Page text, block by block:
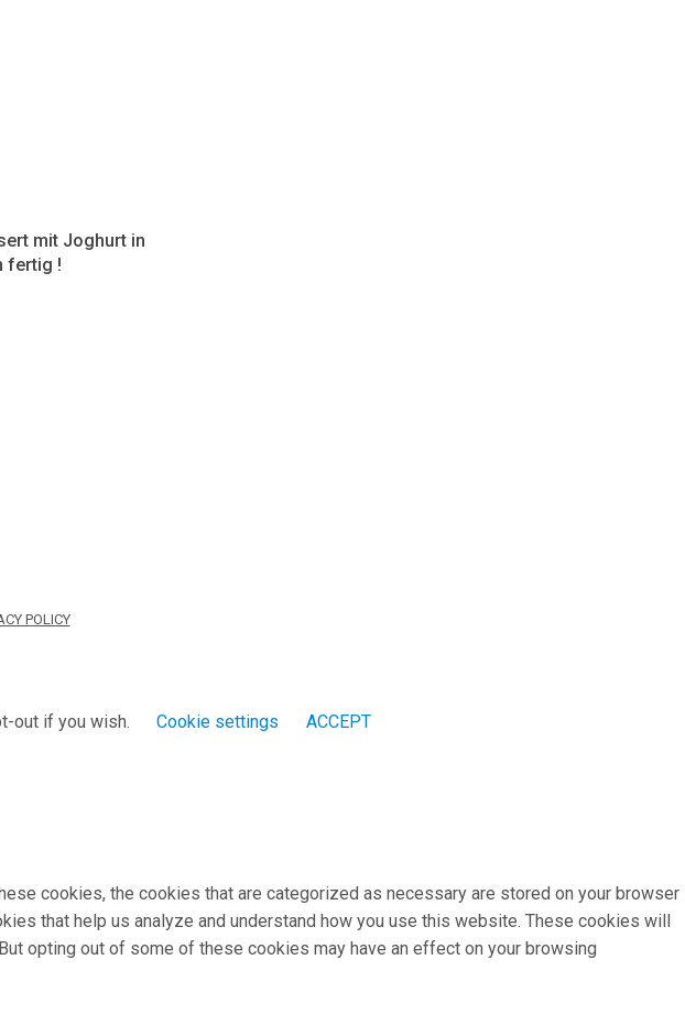
mit Joghurt in
fertig !
POLICY
out if you wish. Cookie settings
ACCEPT
cookies, the cookies that are categorized as necessary are stored on your browser
that help us analyze and understand how you use this website. These cookies will
opting out of some of these cookies may have an effect on your browsing